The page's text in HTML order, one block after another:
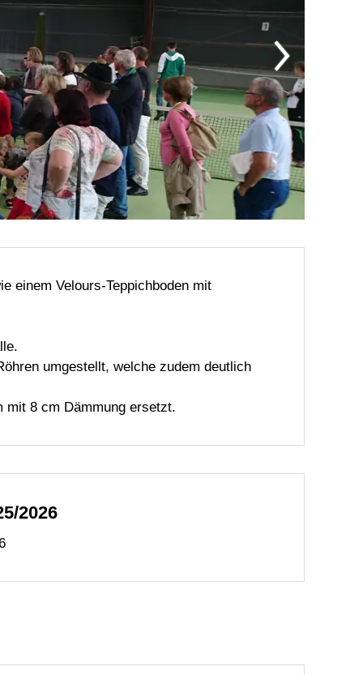
einem Velours-Teppichboden mit
umgestellt, welche zudem deutlich
mit 8 cm Dämmung ersetzt.
2026